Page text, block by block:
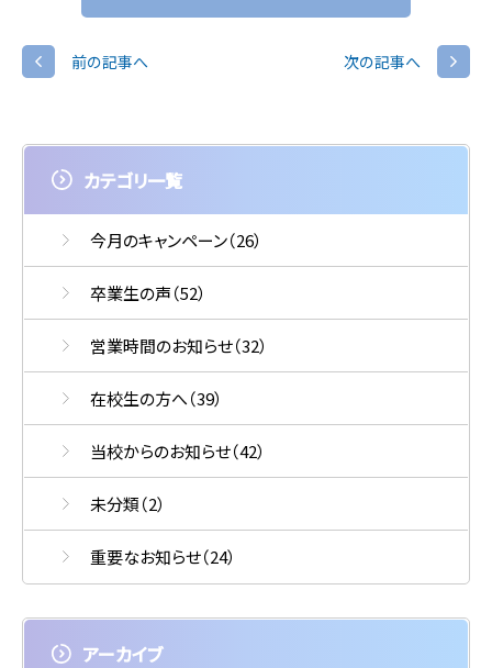
前の記事へ 次の記事へ
カテゴリ一覧
今月のキャンペーン（26）
卒業生の声（52）
営業時間のお知らせ（32）
在校生の方へ（39）
当校からのお知らせ（42）
未分類（2）
重要なお知らせ（24）
アーカイブ